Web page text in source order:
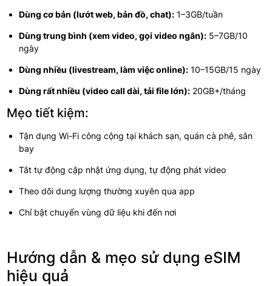
Dùng cơ bản (lướt web, bản đồ, chat):1–3GB/tuần
Dùng trung bình (xem video, gọi video ngắn):5–7GB/10
ngày
Dùng nhiều (livestream, làm việc online):10–15GB/15 ngày
Dùng rất nhiều (video call dài, tải file lớn):20GB+/tháng
Mẹo tiết kiệm:
Tận dụng Wi-Fi công cộng tại khách sạn, quán cà phê, sân
bay
Tắt tự động cập nhật ứng dụng, tự động phát video
Theo dõi dung lượng thường xuyên qua app
Chỉ bật chuyển vùng dữ liệu khi đến nơi
Hướng dẫn & mẹo sử dụng eSIM
hiệu quả